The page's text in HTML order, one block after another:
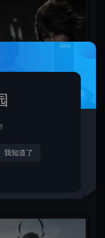
之魂》不当言论事件：
我知道了